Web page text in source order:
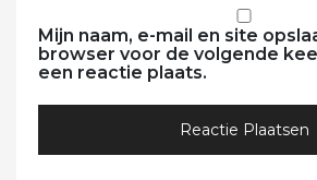
Mijn naam, e-mail en site
browser voor de volgende
een reactie plaats.